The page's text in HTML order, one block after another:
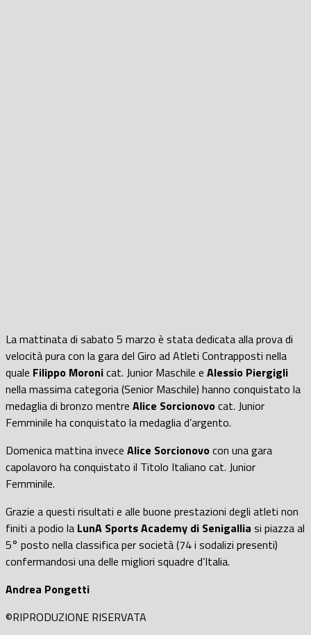
La mattinata di sabato 5 marzo è stata dedicata alla prova di
velocità pura con la gara del Giro ad Atleti Contrapposti nella
quale Filippo Moronicat. Junior Maschile e Alessio Piergigli
nella massima categoria (Senior Maschile) hanno conquistato la
medaglia di bronzo mentre Alice Sorcionovocat. Junior
Femminile ha conquistato la medaglia d’argento.
Domenica mattina invece Alice Sorcionovocon una gara
capolavoro ha conquistato il Titolo Italiano cat. Junior
Femminile.
Grazie a questi risultati e alle buone prestazioni degli atleti non
finiti a podio la LunA Sports Academy di Senigallia si piazza al
5° posto nella classifica per società (74 i sodalizi presenti)
confermandosi una delle migliori squadre d’Italia.
Andrea Pongetti
©RIPRODUZIONE RISERVATA